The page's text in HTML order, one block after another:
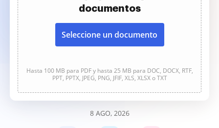
documentos
Seleccione un documento
Hasta 100 MB para PDF y hasta 25 MB para DOC, DOCX, RTF,
PPT, PPTX, JPEG, PNG, JFIF, XLS, XLSX o TXT
8 AGO, 2026